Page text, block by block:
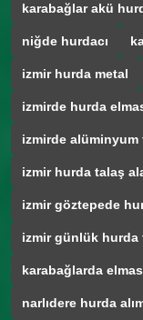
karabağlar akü
niğde hurdacı
izmir hurda metal
izmirde hurda
izmirde alüminyum
izmir hurda talaş
izmir göztepede
izmir günlük hurda
karabağlarda elmas
narlıdere hurda